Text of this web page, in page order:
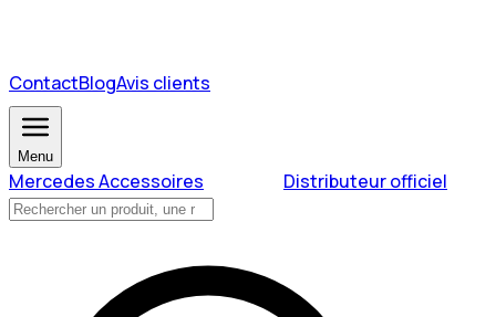
ContactBlogAvis clients
Menu
Mercedes Accessoires Distributeur officiel